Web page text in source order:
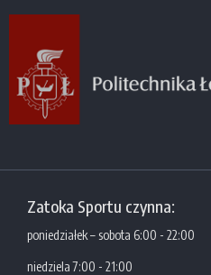
Zatoka Sportu czynna:
poniedziałek – sobota 6:00 - 22:00
niedziela 7:00 - 21:00